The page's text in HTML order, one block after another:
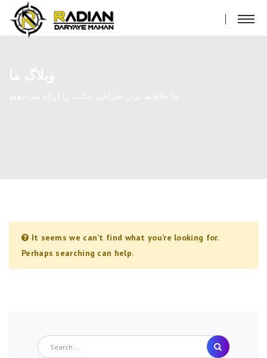
It seems we can’t find what you’re looking for.
Perhaps searching can help.
Search